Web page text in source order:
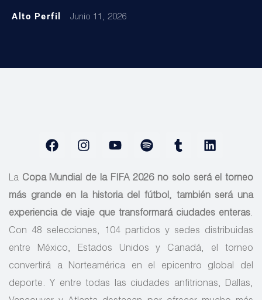
Alto Perfil Junio 11, 2026
La Copa Mundial de la FIFA 2026 no solo será el torneo
más grande en la historia del fútbol, también será una
experiencia de viaje que transformará ciudades enteras.
Con 48 selecciones, 104 partidos y sedes distribuidas
entre México, Estados Unidos y Canadá, el torneo
convertirá a Norteamérica en el epicentro global del
deporte. Y entre todas las ciudades anfitrionas, Dallas,